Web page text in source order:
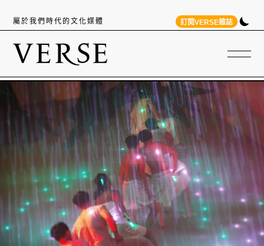
屬於我們時代的文化媒體 訂閱VERSE雜誌